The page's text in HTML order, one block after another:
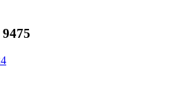
9475